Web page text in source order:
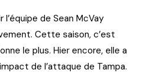
de Sean McVay
Cette saison, c’est
le plus. Hier encore, elle a
de l’attaque de Tampa.